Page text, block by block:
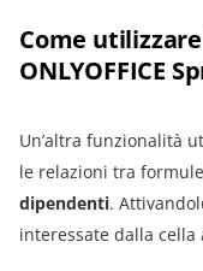
Come
ONLYOFFICE
Un’altra funzionalità
le relazioni tra
dipendenti.
interessate dalla cella